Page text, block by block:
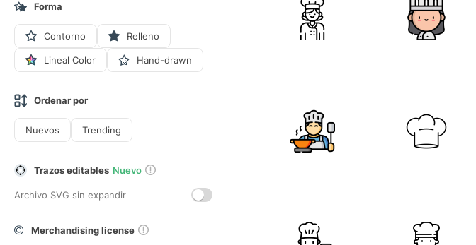
Forma
Contorno Relleno
Lineal Color Hand-drawn
Ordenar por
Nuevos Trending
Trazos editables Nuevo
Archivo SVG sin expandir
Merchandising license